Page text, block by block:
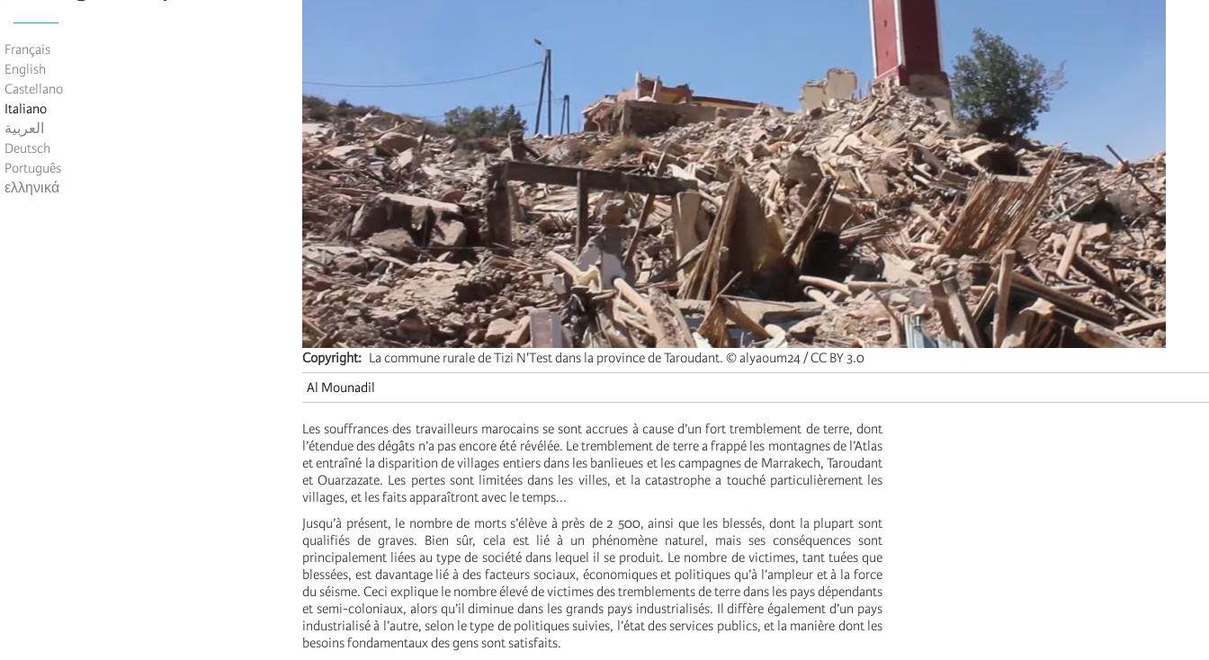
Français
English
Castellano
Italiano
العربية
Deutsch
Português
ελληνικά
Copyright
La commune rurale de Tizi N'Test dans la province de Taroudant. © alyaoum24 / CC BY 3.0
Al Mounadil
Les souffrances des travailleurs marocains se sont accrues à cause d’un fort tremblement de terre, dont
l’étendue des dégâts n’a pas encore été révélée. Le tremblement de terre a frappé les montagnes de l’Atlas
et entraîné la disparition de villages entiers dans les banlieues et les campagnes de Marrakech, Taroudant
et Ouarzazate. Les pertes sont limitées dans les villes, et la catastrophe a touché particulièrement les
villages, et les faits apparaîtront avec le temps...
Jusqu’à présent, le nombre de morts s’élève à près de 2 500, ainsi que les blessés, dont la plupart sont
qualifiés de graves. Bien sûr, cela est lié à un phénomène naturel, mais ses conséquences sont
principalement liées au type de société dans lequel il se produit. Le nombre de victimes, tant tuées que
blessées, est davantage lié à des facteurs sociaux, économiques et politiques qu’à l’ampleur et à la force
du séisme. Ceci explique le nombre élevé de victimes des tremblements de terre dans les pays dépendants
et semi-coloniaux, alors qu’il diminue dans les grands pays industrialisés. Il diffère également d’un pays
industrialisé à l’autre, selon le type de politiques suivies, l’état des services publics, et la manière dont les
besoins fondamentaux des gens sont satisfaits.